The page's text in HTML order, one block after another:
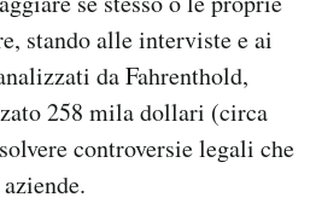
stando alle interviste e ai
da Fahrenthold,
258 mila dollari (circa
controversie legali che